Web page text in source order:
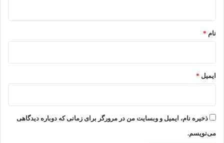
نام *
ایمیل *
ذخیره نام، ایمیل و وبسایت من در مرورگر برای زمانی که دوباره دیدگاهی
می‌نویسم.